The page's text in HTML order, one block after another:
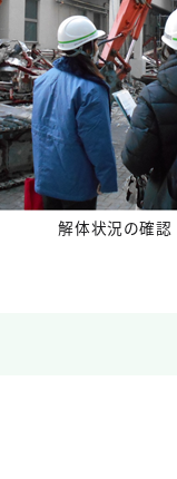
解体状況の確認